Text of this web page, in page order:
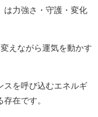
は力強さ・守護・変化
えながら運気を動かす
スを呼び込むエネルギ
在です。